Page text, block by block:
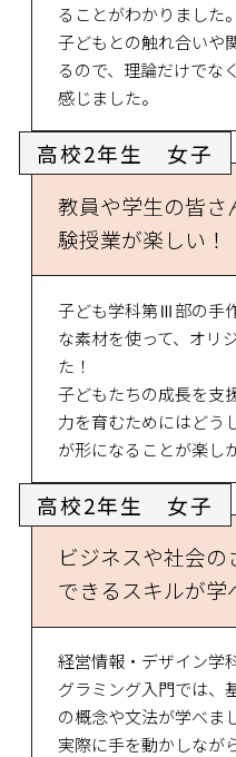
ることがわかりました。
子どもとの触れ合いや
るので、理論だけでな
感じました。
高校2年生 女子
教員や学生の皆さ
験授業が楽しい！
子ども学科第Ⅲ部の手
な素材を使って、オリ
た！
子どもたちの成長を支
力を育むためにはどう
が形になることが楽し
高校2年生 女子
ビジネスや社会
できるスキルが学
経営情報・デザイン学
グラミング入門では、
の概念や文法が学べま
実際に手を動かしなが